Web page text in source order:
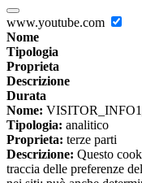
www.youtube.com
Nome
Tipologia
Proprieta
Descrizione
Durata
Nome:
Tipologia: analitico
Proprieta: terze parti
Descrizione: Questo
traccia delle preferenze